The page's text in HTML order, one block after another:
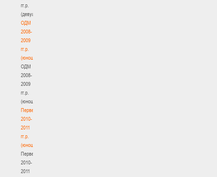
гг.р.
(девушки)
ОДМ
2008-
2009
гг.р.
(юноши)
ОДМ
2008-
2009
гг.р.
(юноши)
Первенство
2010-
2011
гг.р.
(юноши)
Первенство
2010-
2011